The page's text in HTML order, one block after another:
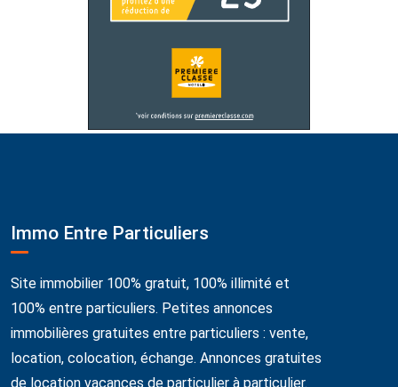
Immo Entre Particuliers
Site immobilier 100% gratuit, 100% illimité et
100% entre particuliers. Petites annonces
immobilières gratuites entre particuliers : vente,
location, colocation, échange. Annonces gratuites
de location vacances de particulier à particulier.